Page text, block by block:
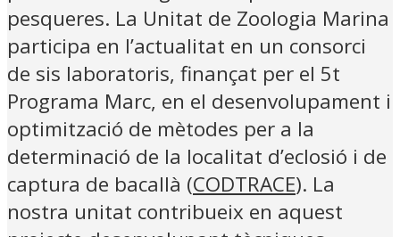
pesqueres. La Unitat de Zoologia Marina
participa en l’actualitat en un consorci
de sis laboratoris, finançat per el 5t
Programa Marc, en el desenvolupament i
optimització de mètodes per a la
determinació de la localitat d’eclosió i de
captura de bacallà (CODTRACE). La
nostra unitat contribueix en aquest